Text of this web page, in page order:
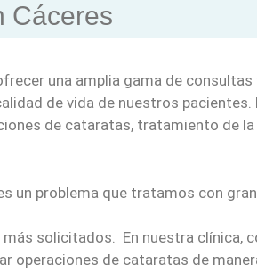
Cáceres
una amplia gama de
de vida de nuestros
de cataratas, tratamiento de
un problema que tratamos con
solicitados. En nuestra clínica,
operaciones de cataratas de